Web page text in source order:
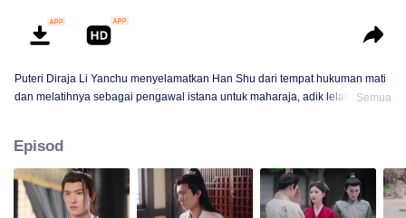
Puteri Diraja Li Yanchu menyelamatkan Han Shu dari tempat hukuman mati
dan melatihnya sebagai pengawal istana untuk maharaja, adik lelakinya.
Yanchu dilahirkan semula di badan Xie Yugui, dan mendapati bahawa dia
sakit tenat kerana diracun, jadi dia mula menyiasat, tetapi terjerat lagi
dengan Han Shu yang personalitinya berubah sepenuhnya...
Semua
Episod